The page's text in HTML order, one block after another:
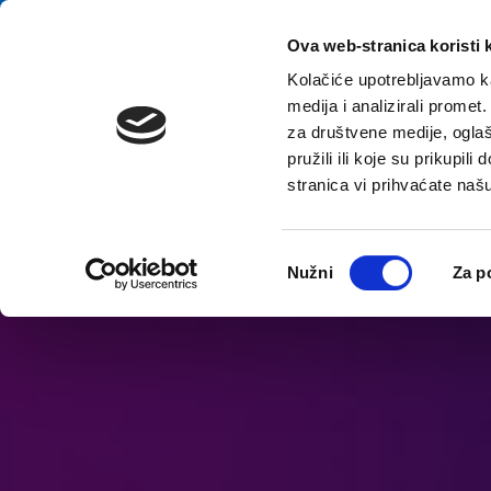
Ova web-stranica koristi
Kolačiće upotrebljavamo
medija i analizirali
za društvene medije,
pružili ili koje su prikupili
stranica vi prihvaćate
pristanka
Nužni Za
перейти к содержанию
Домой